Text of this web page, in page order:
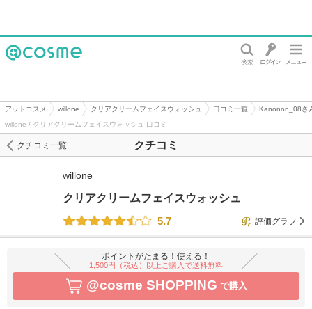
アットコスメ willone クリアクリームフェイスウォッシュ 口コミ一覧
Kanonon_08さ
willone / クリアクリームフェイスウォッシュ 口コミ
クチコミ
クチコミ一覧
willone
クリアクリームフェイスウォッシュ
5.7
評価グラフ
ポイントがたまる！使える！
1,500円（税込）以上ご購入で送料無料
@cosme SHOPPING で購入